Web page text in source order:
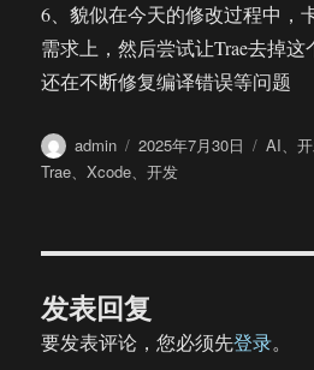
6、貌似在今天的修改过程中，
需求上，然后尝试让Trae去掉这
还在不断修复编译错误等问题
作
者
admin
发
布
2025年7月30日
分
AI、
Trae、Xcode、开发
发表回复
要发表评论，您必须先登录。